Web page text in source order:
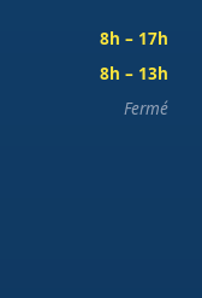
8h – 17h
8h – 13h
Fermé